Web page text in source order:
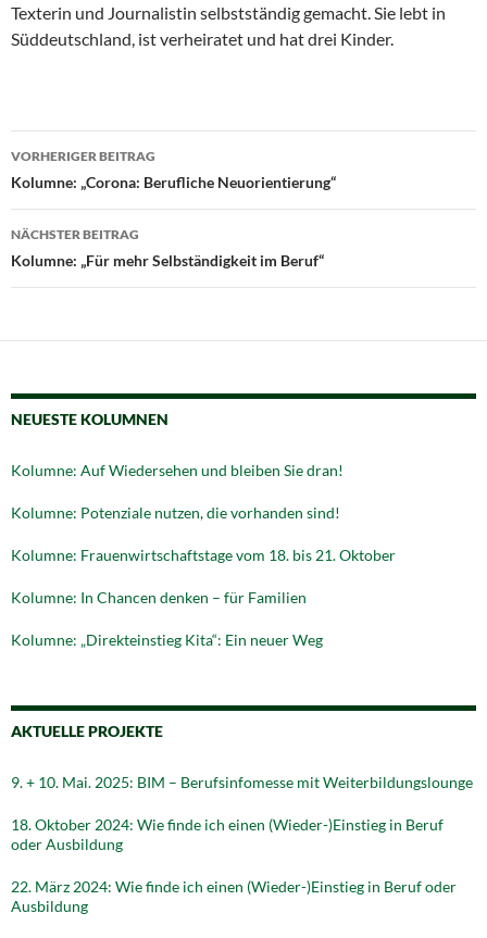
Texterin und Journalistin selbstständig gemacht. Sie lebt in
Süddeutschland, ist verheiratet und hat drei Kinder.
Beitragsnavigation
VORHERIGER BEITRAG
Kolumne: „Corona: Berufliche Neuorientierung“
NÄCHSTER BEITRAG
Kolumne: „Für mehr Selbständigkeit im Beruf“
NEUESTE KOLUMNEN
Kolumne: Auf Wiedersehen und bleiben Sie dran!
Kolumne: Potenziale nutzen, die vorhanden sind!
Kolumne: Frauenwirtschaftstage vom 18. bis 21. Oktober
Kolumne: In Chancen denken – für Familien
Kolumne: „Direkteinstieg Kita“: Ein neuer Weg
AKTUELLE PROJEKTE
9. + 10. Mai. 2025: BIM – Berufsinfomesse mit Weiterbildungslounge
18. Oktober 2024: Wie finde ich einen (Wieder-)Einstieg in Beruf
oder Ausbildung
22. März 2024: Wie finde ich einen (Wieder-)Einstieg in Beruf oder
Ausbildung